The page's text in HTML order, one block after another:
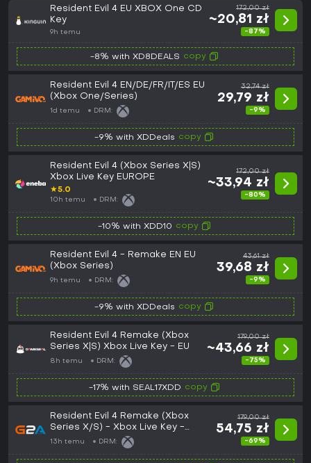
Resident Evil 4 EU XBOX One CD
Key
9h temu
172,00 zł
~20,81 zł
-87%
-8% with XD8DEALS copy
Resident Evil 4 EN/DE/FR/IT/ES EU
(Xbox One/Series)
1d temu DRM:
32,74 zł
29,79 zł
-9%
-9% with XDDeals copy
Resident Evil 4 (Xbox Series X|S)
Xbox Live Key EUROPE
★5.0
10h temu DRM:
172,00 zł
~33,94 zł
-80%
-10% with XDD10 copy
Resident Evil 4 - Remake EN EU
(Xbox Series)
9h temu DRM:
43,61 zł
39,68 zł
-9%
-9% with XDDeals copy
Resident Evil 4 Remake (Xbox
Series X|S) Xbox Live Key - EU
8h temu DRM:
179,00 zł
~43,66 zł
-75%
-17% with SEAL17XDD copy
Resident Evil 4 Remake (Xbox
Series X/S) - Xbox Live Key -
EUROPE
13h temu DRM:
179,00 zł
54,75 zł
-69%